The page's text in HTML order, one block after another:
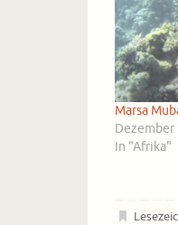
Marsa
Dezember
In "Afrika"